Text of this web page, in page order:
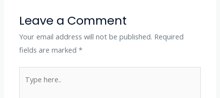
Leave a Comment
Your email address will not be published. Required
fields are marked*
here..